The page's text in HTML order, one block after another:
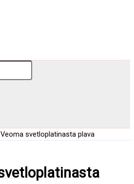
Veoma svetloplatinasta plava